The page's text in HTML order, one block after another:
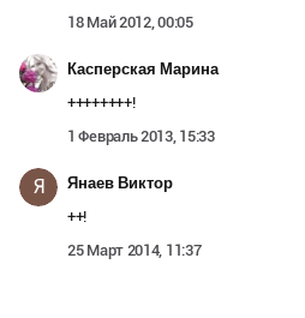
18 Май 2012, 00:05
Касперская Марина
++++++++!
1 Февраль 2013, 15:33
Я Янаев Виктор
++!
25 Март 2014, 11:37